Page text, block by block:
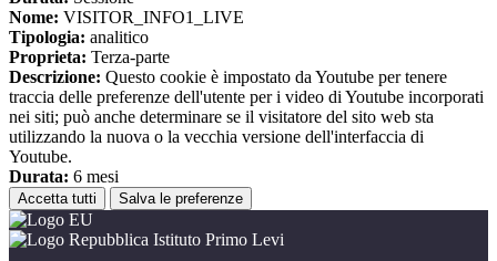
Nome: VISITOR_INFO1_LIVE
Tipologia: analitico
Proprieta: Terza-parte
Descrizione: Questo cookie è impostato da Youtube per tenere
traccia delle preferenze dell'utente per i video di Youtube incorporati
nei siti; può anche determinare se il visitatore del sito web sta
utilizzando la nuova o la vecchia versione dell'interfaccia di
Youtube.
Durata: 6 mesi
Accetta tutti Salva le preferenze
Istituto Primo Levi